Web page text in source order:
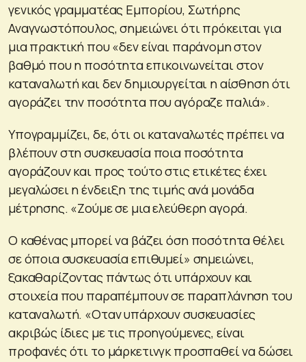
γενικός γραμματέας Εμπορίου, Σωτήρης
Αναγνωστόπουλος, σημειώνει ότι πρόκειται για
μια πρακτική που «δεν είναι παράνομη στον
βαθμό που η ποσότητα επικοινωνείται στον
καταναλωτή και δεν δημιουργείται η αίσθηση ότι
αγοράζει την ποσότητα που αγόραζε παλιά».
Υπογραμμίζει, δε, ότι οι καταναλωτές πρέπει να
βλέπουν στη συσκευασία ποια ποσότητα
αγοράζουν και προς τούτο στις ετικέτες έχει
μεγαλώσει η ένδειξη της τιμής ανά μονάδα
μέτρησης. «Ζούμε σε μια ελεύθερη αγορά.
Ο καθένας μπορεί να βάζει όση ποσότητα θέλει
σε όποια συσκευασία επιθυμεί» σημειώνει,
ξακαθαρίζοντας πάντως ότι υπάρχουν και
στοιχεία που παραπέμπουν σε παραπλάνηση του
καταναλωτή. «Οταν υπάρχουν συσκευασίες
ακριβώς ίδιες με τις προηγούμενες, είναι
προφανές ότι το μάρκετινγκ προσπαθεί να δώσει